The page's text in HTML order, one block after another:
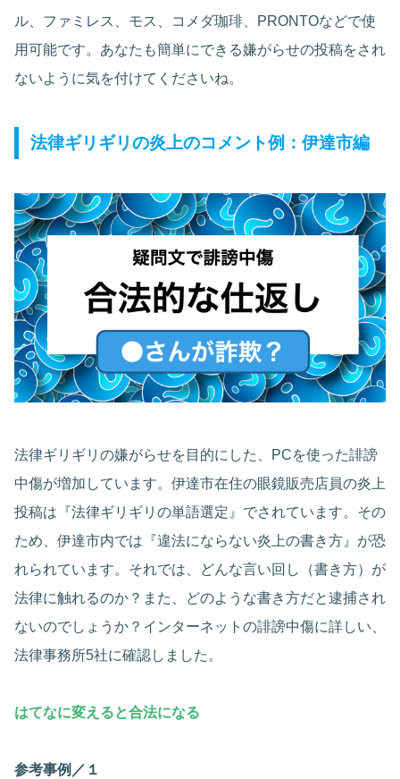
ル、ファミレス、モス、コメダ珈琲、PRONTOなどで使
用可能です。あなたも簡単にできる嫌がらせの投稿をされ
ないように気を付けてくださいね。
法律ギリギリの炎上のコメント例：伊達市編
法律ギリギリの嫌がらせを目的にした、PCを使った誹謗
中傷が増加しています。伊達市在住の眼鏡販売店員の炎上
投稿は『法律ギリギリの単語選定』でされています。その
ため、伊達市内では『違法にならない炎上の書き方』が恐
れられています。それでは、どんな言い回し（書き方）が
法律に触れるのか？また、どのような書き方だと逮捕され
ないのでしょうか？インターネットの誹謗中傷に詳しい、
法律事務所5社に確認しました。
はてなに変えると合法になる
参考事例／１